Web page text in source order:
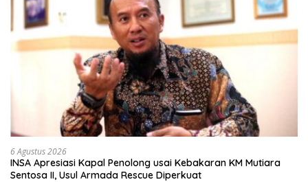
6 Agustus 2026
INSA Apresiasi Kapal Penolong usai Kebakaran KM Mutiara
Sentosa II, Usul Armada Rescue Diperkuat